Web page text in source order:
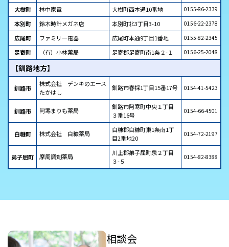
大樹町 林中家電 大樹町西本通10番地 0155-86-2339
本別町 鈴木時計メガネ店 本別町北3丁目3-10 0156-22-2378
広尾町 ファミリー電器 広尾町本通9丁目1番地 0155-82-2345
足寄町 （有）小林薬局 足寄郡足寄町南1条２-１ 0156-25-2048
【釧路地方】
釧路市
株式会社 デンキのエース
たかはし
釧路市春採1丁目15番17号 0154-41-5423
釧路市 阿寒まりも薬局
釧路市阿寒町中央１丁目
３番16号
0154-66-4501
白糠町 株式会社 白糠薬局
白糠郡白糠町東1条南1丁
目2番地20
0154-72-2197
弟子屈町 摩周調剤薬局
川上郡弟子屈町泉２丁目
３-５
0154-82-8388
相談会